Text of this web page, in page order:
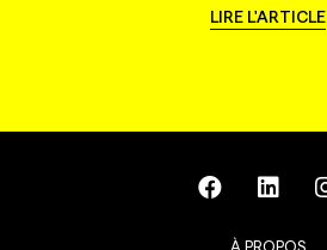
LIRE L'ARTICLE